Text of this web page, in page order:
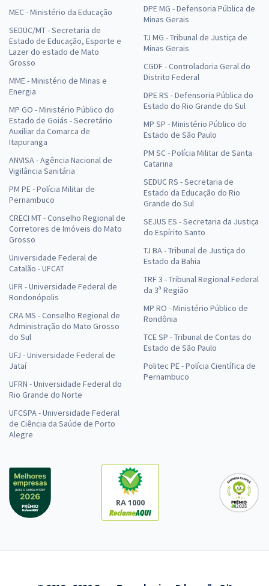
MEC - Ministério da Educação
SEDUC/MT - Secretaria de
Estado de Educação, Esporte e
Lazer do estado de Mato
Grosso
MME - Ministério de Minas e
Energia
MP GO - Ministério Público do
Estado de Goiás - Secretário
Auxiliar da Comarca de
Itapuranga
ANVISA - Agência Nacional de
Vigilância Sanitária
PM PE - Polícia Militar de
Pernambuco
CRECI MT - Conselho Regional de
Corretores de Imóveis do Mato
Grosso
Universidade Federal de
Catalão - UFCAT
UFR - Universidade Federal de
Rondonópolis
CRA MS - Conselho Regional de
Administração do Mato Grosso
do Sul
UFJ - Universidade Federal de
Jataí
UFRN - Universidade Federal do
Rio Grande do Norte
UFCSPA - Universidade Federal
de Ciência da Saúde de Porto
Alegre
DPE MG - Defensoria Pública de
Minas Gerais
TJ MG - Tribunal de Justiça de
Minas Gerais
CGDF - Controladoria Geral do
Distrito Federal
DPE RS - Defensoria Pública do
Estado do Rio Grande do Sul
MP SP - Ministério Público do
Estado de São Paulo
PM SC - Polícia Militar de Santa
Catarina
SEDUC RS - Secretaria de
Estado da Educação do Rio
Grande do Sul
SEJUS ES - Secretaria da Justiça
do Espírito Santo
TJ BA - Tribunal de Justiça do
Estado da Bahia
TRF 3 - Tribunal Regional Federal
da 3ª Região
MP RO - Ministério Público de
Rondônia
TCE SP - Tribunal de Contas do
Estado de São Paulo
Politec PE - Polícia Científica de
Pernambuco
RA 1000